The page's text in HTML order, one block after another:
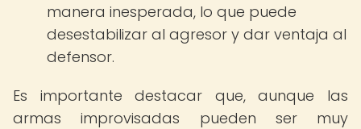
manera inesperada, lo que puede
desestabilizar al agresor y dar ventaja al
defensor.
Es importante destacar que, aunque las
armas improvisadas pueden ser muy